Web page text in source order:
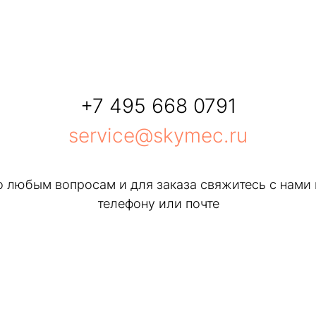
+7 495 668 0791
service@skymec.ru
любым вопросам и для заказа свяжитесь с нами
телефону или почте